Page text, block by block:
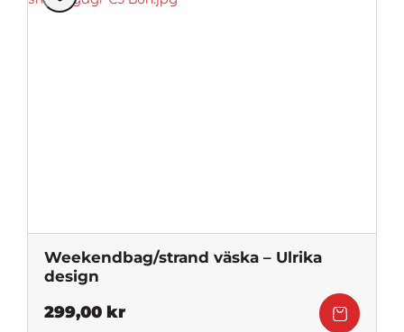
Weekendbag/strand väska – Ulrika
design
299,00 kr